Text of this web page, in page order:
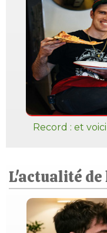
Record : et
L'actualité de